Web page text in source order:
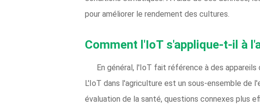
pour améliorer le rendement des cultures.
Comment l'IoT s'applique-t-il à
En général, l'IoT fait référence à des
L'IoT dans l'agriculture est un sous-ensemble de
évaluation de la santé, questions connexes plus